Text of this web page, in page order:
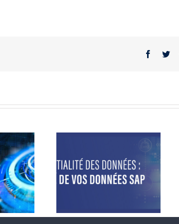
des
découvrez
de vos
SAP
Mise en conformité
au RGPD sur SAP pour
Engie B2C France